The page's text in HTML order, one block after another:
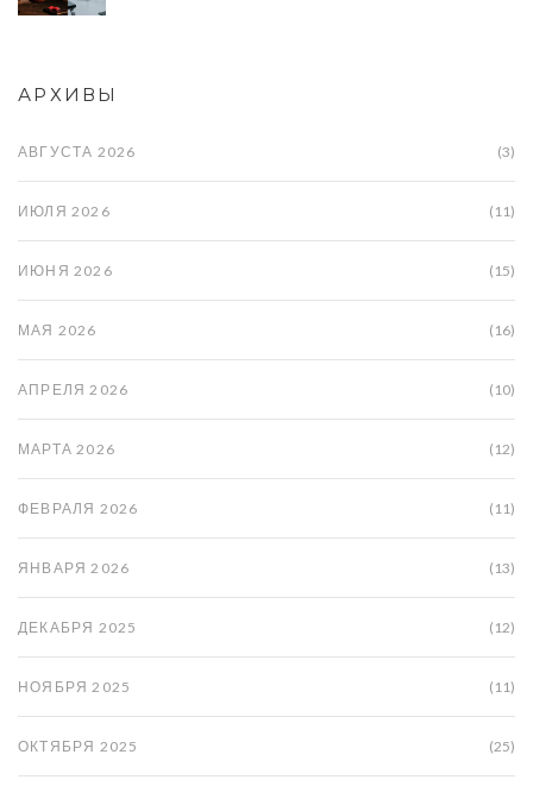
АРХИВЫ
АВГУСТА 2026 (3)
ИЮЛЯ 2026 (11)
ИЮНЯ 2026 (15)
МАЯ 2026 (16)
АПРЕЛЯ 2026 (10)
МАРТА 2026 (12)
ФЕВРАЛЯ 2026 (11)
ЯНВАРЯ 2026 (13)
ДЕКАБРЯ 2025 (12)
НОЯБРЯ 2025 (11)
ОКТЯБРЯ 2025 (25)